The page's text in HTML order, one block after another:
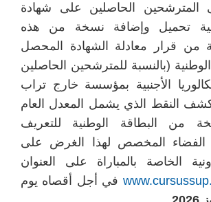
المترشحين الحاصلين على شهادة
تحميل وإضافة نسخة من هذه
من قرار معادلة الشهادة المحصل
الوطنية (بالنسبة للمترشحين الحاصلين
الأجنبية بمؤسسة خارج تراب
كشف النقط الذي يشمل المعدل العام
من البطاقة الوطنية للتعريف
الفضاء المخصص لهذا الغرض على
الخاصة بالمباراة على العنوان
في أجل أقصاه يوم